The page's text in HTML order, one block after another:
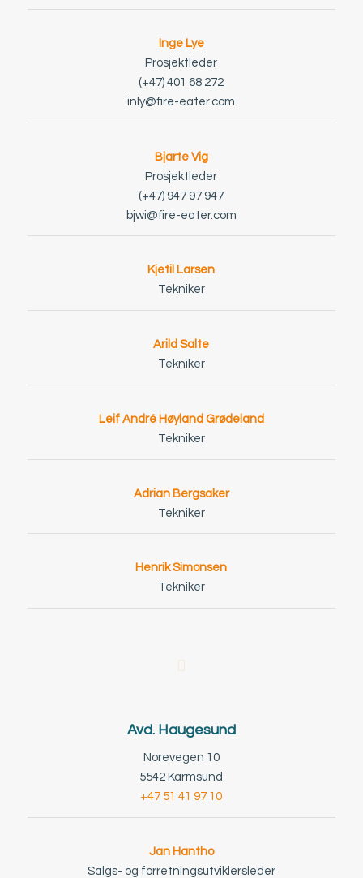
Inge Lye
Prosjektleder
(+47) 401 68 272
inly@fire-eater.com
Bjarte Vig
Prosjektleder
(+47) 947 97 947
bjwi@fire-eater.com
Kjetil Larsen
Tekniker
Arild Salte
Tekniker
Leif André Høyland Grødeland
Tekniker
Adrian Bergsaker
Tekniker
Henrik Simonsen
Tekniker
Avd. Haugesund
Norevegen 10
5542 Karmsund
+47 51 41 97 10
Jan Hantho
Salgs- og forretningsutviklersleder